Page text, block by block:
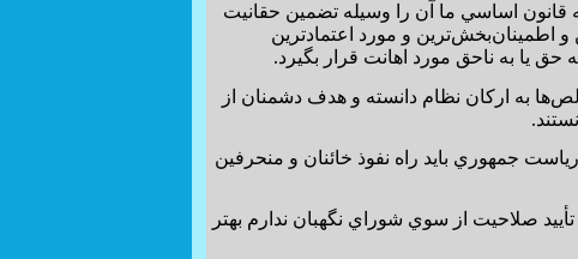
است كه قانون اساسي ما آن را وسيله تضمين حقانيت
و اطمينان‌بخش‌ترين و مورد اعتمادترين
يا به ناحق مورد اهانت قرار بگيرد.
به اركان نظام دانسته و هدف دشمنان از
جمهوري بايد راه نفوذ خائنان و منحرفين
صلاحيت از سوي شوراي نگهبان ندارم بهتر